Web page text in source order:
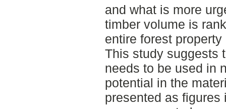
and what is more
timber volume is
entire forest
This study suggests
needs to be used in
potential in the
presented as figures